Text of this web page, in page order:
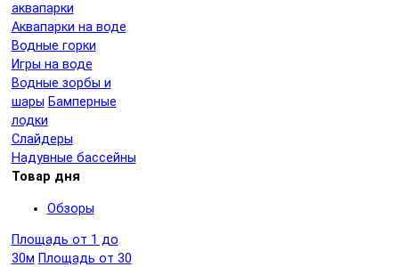
аквапарки
Аквапарки на воде
Водные горки
Игры на воде
Водные зорбы и
шары Бамперные
лодки
Слайдеры
Надувные бассейны
Товар дня
Обзоры
Площадь от 1 до
30м Площадь от 30